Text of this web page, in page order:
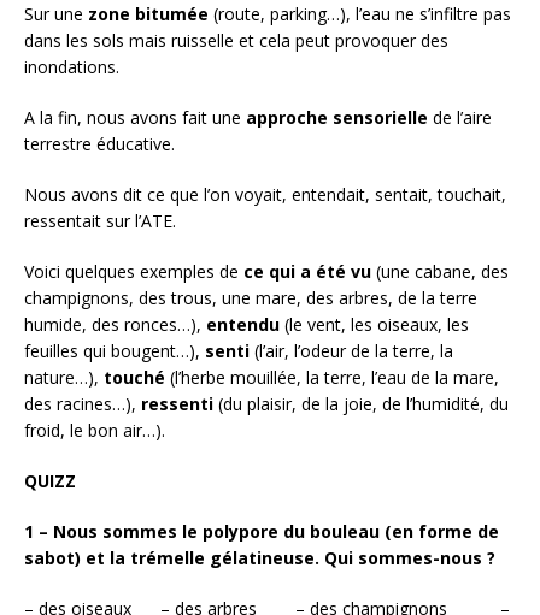
Sur une zone bitumée (route, parking…), l’eau ne s’infiltre pas
dans les sols mais ruisselle et cela peut provoquer des
inondations.
A la fin, nous avons fait une approche sensorielle de l’aire
terrestre éducative.
Nous avons dit ce que l’on voyait, entendait, sentait, touchait,
ressentait sur l’ATE.
Voici quelques exemples de ce qui a été vu (une cabane, des
champignons, des trous, une mare, des arbres, de la terre
humide, des ronces…), entendu (le vent, les oiseaux, les
feuilles qui bougent…), senti (l’air, l’odeur de la terre, la
nature…), touché (l’herbe mouillée, la terre, l’eau de la mare,
des racines…), ressenti (du plaisir, de la joie, de l’humidité, du
froid, le bon air…).
QUIZZ
1 – Nous sommes le polypore du bouleau (en forme de
sabot) et la trémelle gélatineuse. Qui sommes-nous ?
– des oiseaux – des arbres – des champignons –